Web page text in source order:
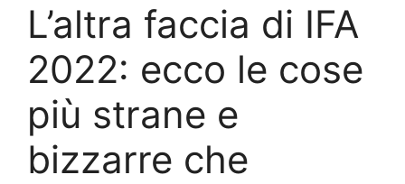
L’altra faccia di IFA
2022: ecco le cose
più strane e
bizzarre che